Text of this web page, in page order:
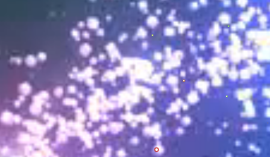
飞飞
宝贝宝贝宝贝
飞飞
真厉害
飞飞
超级棒，超级棒超级棒超级棒